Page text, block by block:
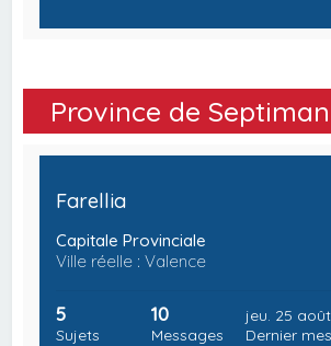
Province de
Farellia
Capitale Provinciale
Ville réelle : Valence
5
Sujets
10
Messages
jeu. 25
Dernier